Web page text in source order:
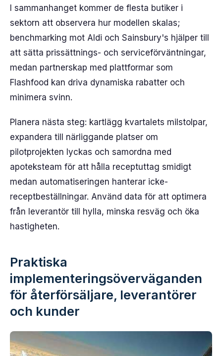
I sammanhanget kommer de flesta butiker i
sektorn att observera hur modellen skalas;
benchmarking mot Aldi och Sainsbury's hjälper till
att sätta prissättnings- och serviceförväntningar,
medan partnerskap med plattformar som
Flashfood kan driva dynamiska rabatter och
minimera svinn.
Planera nästa steg: kartlägg kvartalets milstolpar,
expandera till närliggande platser om
pilotprojekten lyckas och samordna med
apoteksteam för att hålla receptuttag smidigt
medan automatiseringen hanterar icke-
receptbeställningar. Använd data för att optimera
från leverantör till hylla, minska resväg och öka
hastigheten.
Praktiska
implementeringsöverväganden
för återförsäljare, leverantörer
och kunder